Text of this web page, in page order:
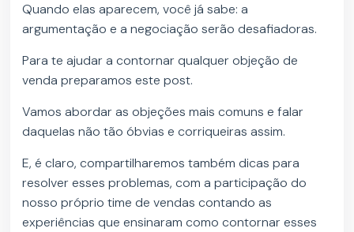
Quando elas aparecem, você já sabe: a
argumentação e a negociação serão desafiadoras.
Para te ajudar a contornar qualquer objeção de
venda preparamos este post.
Vamos abordar as objeções mais comuns e falar
daquelas não tão óbvias e corriqueiras assim.
E, é claro, compartilharemos também dicas para
resolver esses problemas, com a participação do
nosso próprio time de vendas contando as
experiências que ensinaram como contornar esses